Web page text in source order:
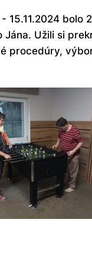
- 15.11.2024
Jána. Užili si
procedúry,